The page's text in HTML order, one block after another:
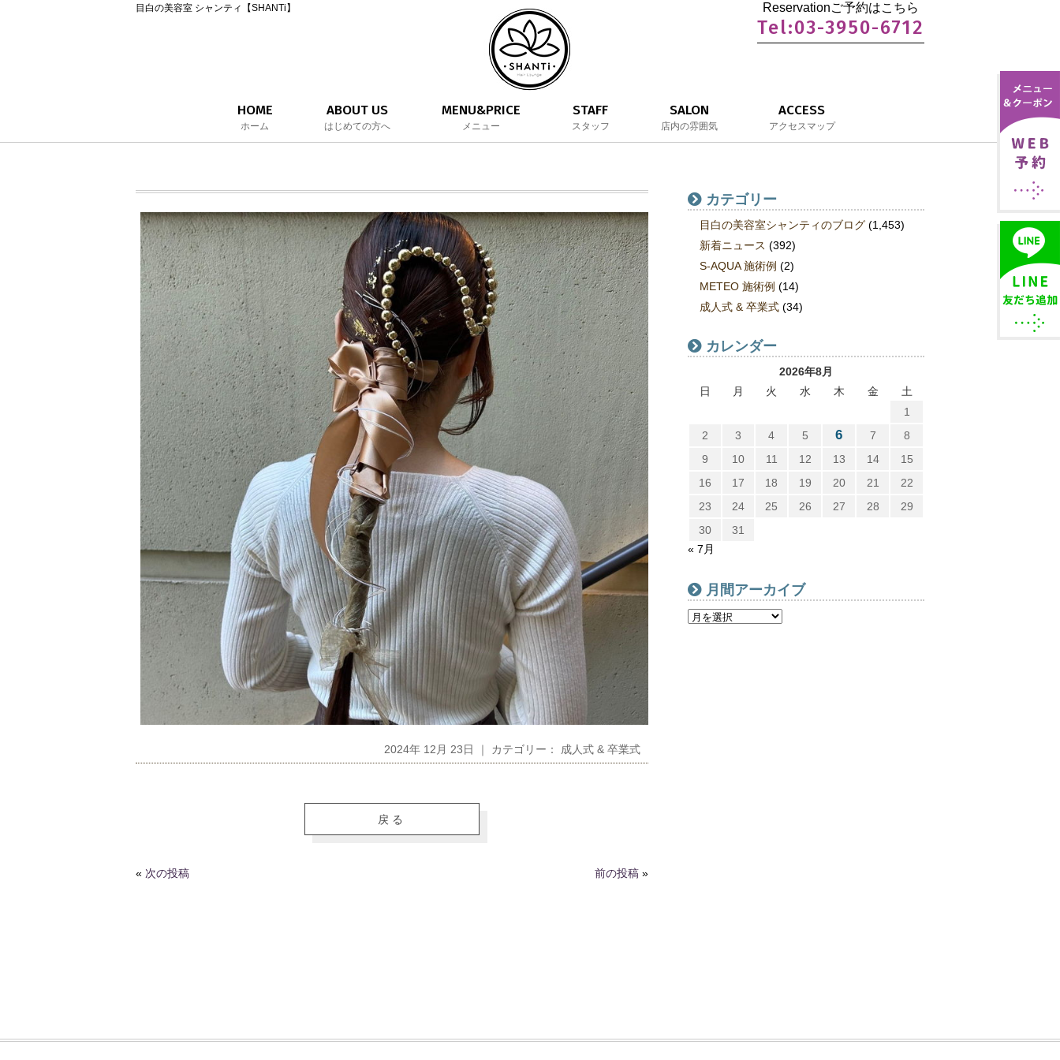
目白の美容室 シャンティ【SHANTi】 Reservationご予約はこちら
Tel:03-3950-6712
HOME
ホーム
ABOUT US
はじめての方へ
MENU&PRICE
メニュー
STAFF
スタッフ
SALON
店内の雰囲気
ACCESS
アクセスマップ
2024年 12月 23日 ｜ カテゴリー： 成人式 & 卒業式
戻る
« 次の投稿 前の投稿 »
カテゴリー
目白の美容室シャンティのブログ (1,453)
新着ニュース (392)
S-AQUA 施術例 (2)
METEO 施術例 (14)
成人式 & 卒業式 (34)
カレンダー
2026年8月
日
月 火 水 木 金
土
1
2
3 4 5 6 7
8
9
10 11 12 13 14
15
16
17 18 19 20 21
22
23
24 25 26 27 28
29
30
31
« 7月
月間アーカイブ